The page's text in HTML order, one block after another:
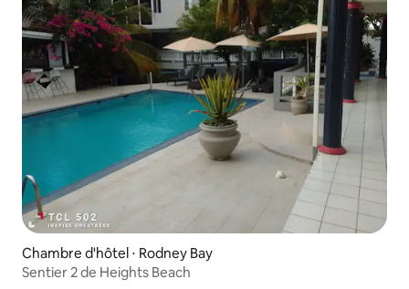
Chambre d'hôtel ⋅ Rodney Bay
Sentier 2 de Heights Beach